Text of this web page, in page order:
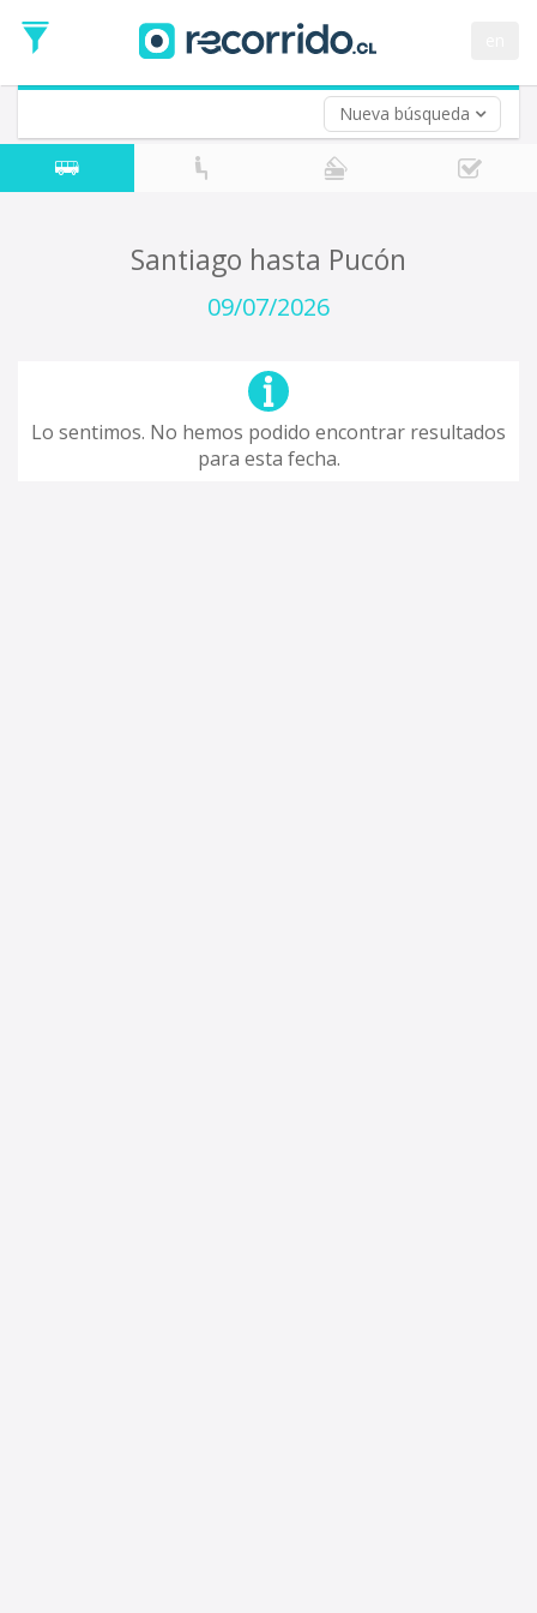
Nueva búsqueda
de
Ida
Vuelta (opcional)
Fecha
de
Santiago hasta Pucón
09/07/2026
Lo sentimos. No hemos podido encontrar resultados
para esta fecha.